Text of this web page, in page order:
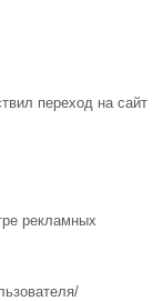
переход на сайт
рекламных